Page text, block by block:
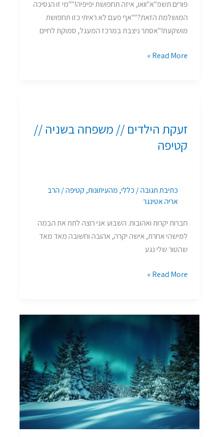
פורים תשפ"א"וואו, איזה תחפושת יפיפיה!""מי זו הנסיכה
המושלמת הזאת?""אף פעם לא ראיתי כזו תחפושת
מושקעת!"אסתר ניצבת במרכז המעגל, סמוקת לחיים
Read More »
זעקת הילדים // משפחה בשניה //
קטיפה
כתיבת תגובה/ כללי, מהעיתונות, קטיפה/ הרב
אריה אטינגר
חברות יקרות ואהובות. השבוע אני רוצה לתת את הבמה
למישהי אחרת, אישה יקרה, אהובה וחשובה מאד מאד
שהטור שלי נגע
//
משפחה
בשניה
Read More »
בובות
ניו
יורק
ואני
/
משפחה
בשניה
/
קטיפה